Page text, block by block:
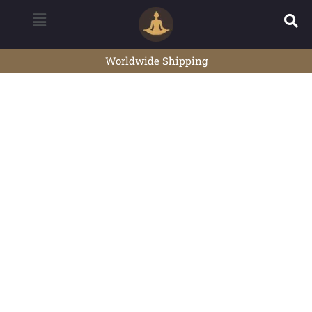
Worldwide Shipping